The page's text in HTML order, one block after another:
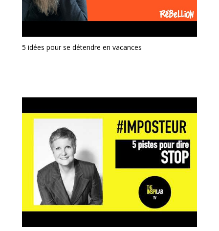
5 idées pour se détendre en vacances